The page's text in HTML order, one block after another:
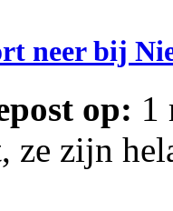
neer bij
op: 1
ze zijn